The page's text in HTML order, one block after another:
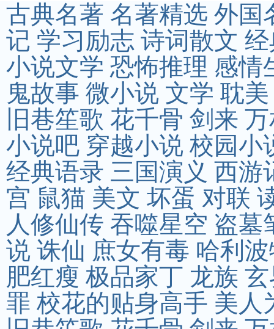
古典名著 名著精选 外国
记 学习励志 诗词散文
小说文学 恐怖推理 感情
鬼故事 微小说 文学 耽美
旧巷笙歌 花千骨 剑来
小说吧 穿越小说 校园小
经典语录 三国演义 西游
宫 鼠猫 美文 坏蛋 对联
人修仙传 吞噬星空 盗墓
说 诛仙 庶女有毒 哈利
肥红瘦 极品家丁 龙族
罪 校花的贴身高手 美人